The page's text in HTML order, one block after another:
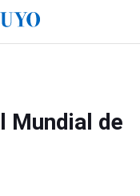
Mundial de